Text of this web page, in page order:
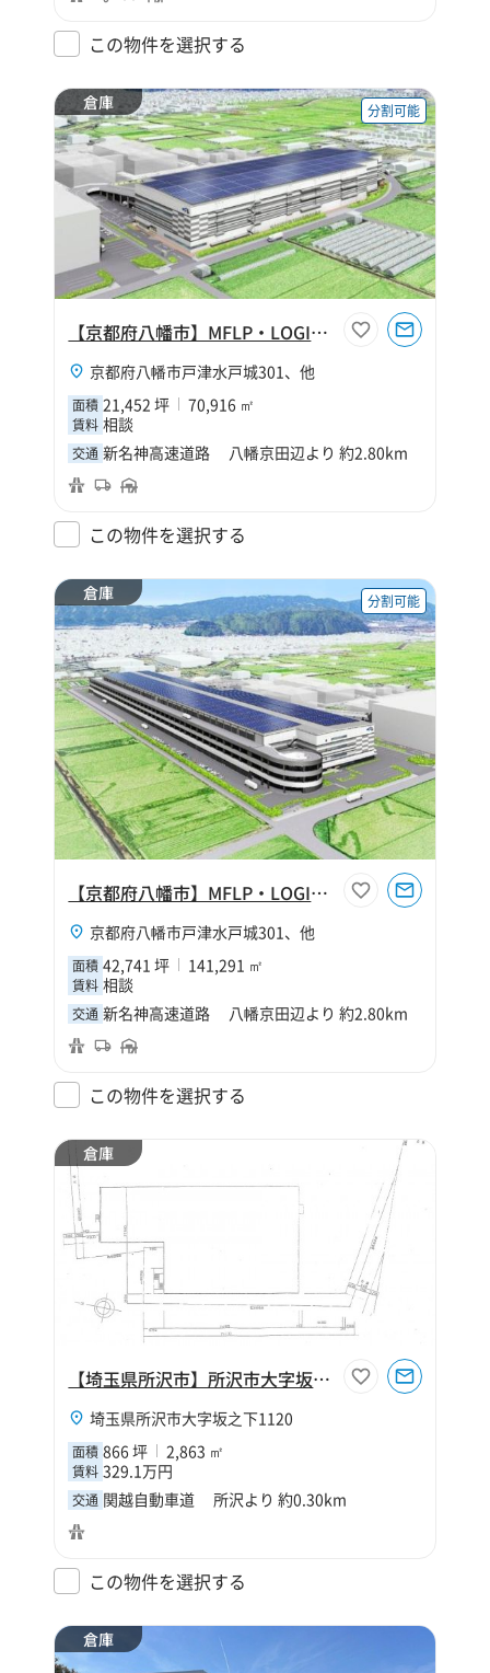
この物件を選択する
倉庫 分割可能
【京都府八幡市】MFLP・LOGIFRONT京都八幡Ⅰ
京都府八幡市戸津水戸城301、他
面積 21,452 坪 70,916 ㎡
賃料 相談
交通 新名神高速道路 八幡京田辺より 約2.80km
この物件を選択する
倉庫 分割可能
【京都府八幡市】MFLP・LOGIFRONT京都八幡Ⅱ
京都府八幡市戸津水戸城301、他
面積 42,741 坪 141,291 ㎡
賃料 相談
交通 新名神高速道路 八幡京田辺より 約2.80km
この物件を選択する
倉庫
【埼玉県所沢市】所沢市大字坂之下866坪倉庫
埼玉県所沢市大字坂之下1120
面積 866 坪 2,863 ㎡
賃料 329.1万円
交通 関越自動車道 所沢より 約0.30km
この物件を選択する
倉庫